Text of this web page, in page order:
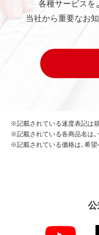
各種サービスを
当社から重要なお
※記載されている速度表記は
※記載されている各商品名は
※記載されている価格は、希望